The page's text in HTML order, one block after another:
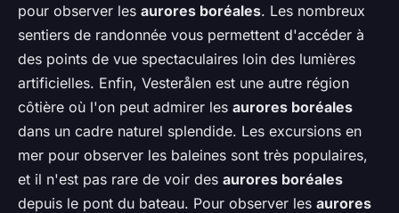
pour observer les aurores boréales. Les nombreux
sentiers de randonnée vous permettent d'accéder à
des points de vue spectaculaires loin des lumières
artificielles. Enfin, Vesterålen est une autre région
côtière où l'on peut admirer les aurores boréales
dans un cadre naturel splendide. Les excursions en
mer pour observer les baleines sont très populaires,
et il n'est pas rare de voir des aurores boréales
depuis le pont du bateau. Pour observer les aurores